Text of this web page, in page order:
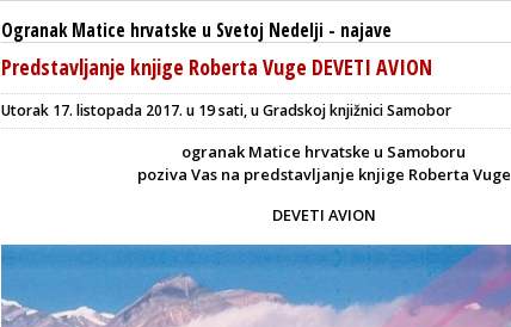
Ogranak Matice hrvatske u Svetoj Nedelji - najave
Predstavljanje knjige Roberta Vuge DEVETI AVION
Utorak 17. listopada 2017. u 19 sati, u Gradskoj knjižnici Samobor
ogranak Matice hrvatske u Samoboru
poziva Vas na predstavljanje knjige Roberta Vuge
DEVETI AVION